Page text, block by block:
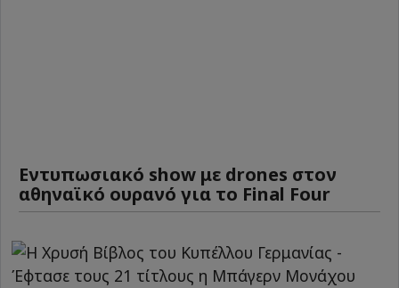
Εντυπωσιακό show με drones στον
αθηναϊκό ουρανό για το Final Four